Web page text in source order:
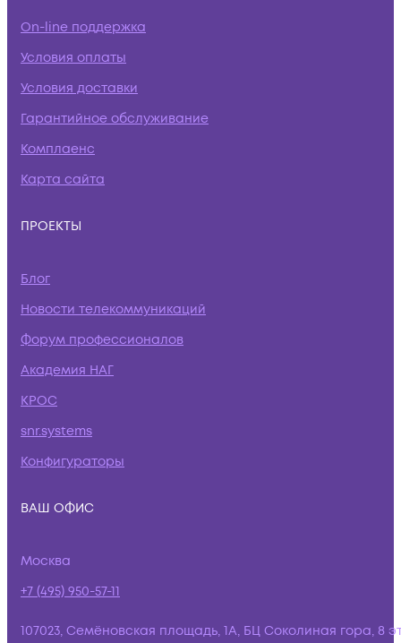
On-line поддержка
Условия оплаты
Условия доставки
Гарантийное обслуживание
Комплаенс
Карта сайта
ПРОЕКТЫ
Блог
Новости телекоммуникаций
Форум профессионалов
Академия НАГ
КРОС
snr.systems
Конфигураторы
ВАШ ОФИС
Москва
+7 (495) 950-57-11
107023, Семёновская площадь, 1А, БЦ Соколиная гора, 8